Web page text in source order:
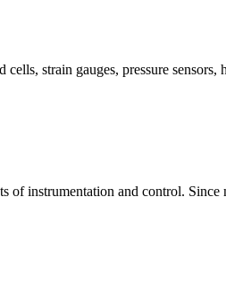
strain gauges, pressure
of instrumentation and control.